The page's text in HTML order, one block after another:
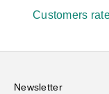
Customers
Newsletter